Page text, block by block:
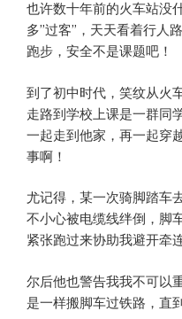
也许数十年前的火车站没
多”过客”，天天看着行人
跑步，安全不是课题吧！
到了初中时代，笑纹从火
走路到学校上课是一群同
一起走到他家，再一起穿
事啊！
尤记得，某一次骑脚踏车
不小心被电缆线绊倒，脚
紧张跑过来协助我避开牵
尔后他也警告我我不可以
是一样搬脚车过铁路，直